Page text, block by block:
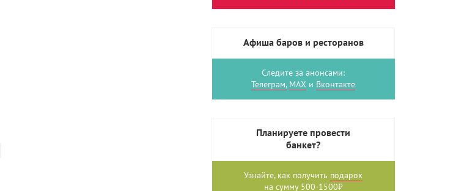
Афиша баров и ресторанов
Следите за анонсами:
Телеграм, MAX и Вконтакте
Планируете провести
банкет?
Узнайте, как получить подарок
на сумму 500-1500₽